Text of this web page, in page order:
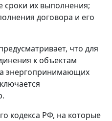
их выполнения;
договора и его
что для
к объектам
энергопринимающих
кодекса РФ, на которые